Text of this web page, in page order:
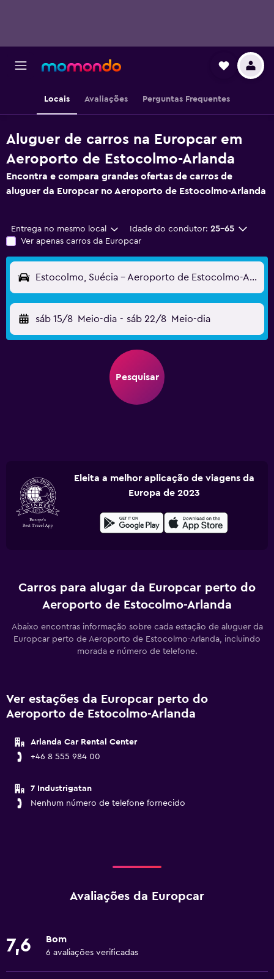
Locais Avaliações Perguntas Frequentes
Aluguer de carros na Europcar em
Aeroporto de Estocolmo-Arlanda
Encontra e compara grandes ofertas de carros de
aluguer da Europcar no Aeroporto de Estocolmo-Arlanda
Entrega no mesmo local Idade do condutor: 25-65
Ver apenas carros da Europcar
Estocolmo, Suécia - Aeroporto de Estocolmo-Arlanda (ARN)
sáb 15/8 Meio-dia - sáb 22/8 Meio-dia
Pesquisar
Eleita a melhor aplicação de viagens da
Europa de 2023
Carros para alugar da Europcar perto do
Aeroporto de Estocolmo-Arlanda
Abaixo encontras informação sobre cada estação de aluguer da
Europcar perto de Aeroporto de Estocolmo-Arlanda, incluindo
morada e número de telefone.
Ver estações da Europcar perto do
Aeroporto de Estocolmo-Arlanda
Arlanda Car Rental Center
+46 8 555 984 00
7 Industrigatan
Nenhum número de telefone fornecido
Avaliações da Europcar
7,6 Bom
6 avaliações verificadas